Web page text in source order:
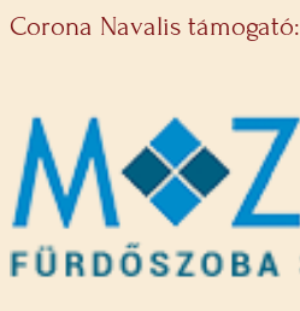
Corona Navalis támogató: